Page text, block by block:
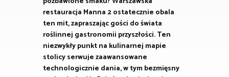
restauracja Manna 2 ostatecznie obala
ten mit, zapraszając gości do świata
roślinnej gastronomii przyszłości. Ten
niezwykły punkt na kulinarnej mapie
stolicy serwuje zaawansowane
technologicznie dania, w tym bezmięsny